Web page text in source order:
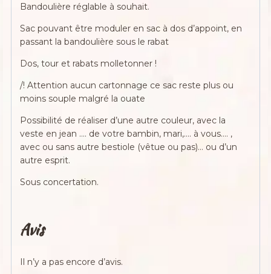
Bandoulière réglable à souhait.
Sac pouvant être moduler en sac à dos d’appoint, en
passant la bandoulière sous le rabat
Dos, tour et rabats molletonner !
/! Attention aucun cartonnage ce sac reste plus ou
moins souple malgré la ouate
Possibilité de réaliser d’une autre couleur, avec la
veste en jean …. de votre bambin, mari,…. à vous…. ,
avec ou sans autre bestiole (vêtue ou pas)… ou d’un
autre esprit.
Sous concertation.
Avis
Il n’y a pas encore d’avis.